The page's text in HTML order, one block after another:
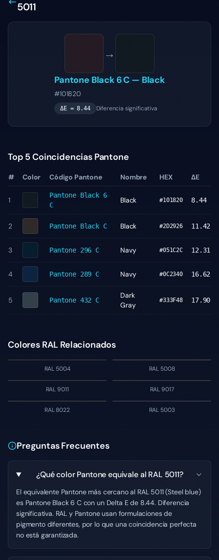
5011
→
Pantone Black 6 C — Black
#101820
ΔE =8.44 Diferencia significativa
Top 5 Coincidencias Pantone
# Color Código Pantone Nombre HEX ΔE
1
Pantone Black 6
C
Black #101820 8.44
2 Pantone Black C Black #2D2926 11.42
3 Pantone 296 C Navy #051C2C 12.31
4 Pantone 289 C Navy #0C2340 16.62
5 Pantone 432 C
Dark
Gray
#333F48 17.90
Colores RAL Relacionados
RAL 5004 RAL 5008
RAL 9011 RAL 9017
RAL 8022 RAL 5003
Preguntas Frecuentes
¿Qué color Pantone equivale al RAL 5011?
El equivalente Pantone más cercano al RAL 5011 (Steel blue)
es Pantone Black 6 C con un Delta E de 8.44. Diferencia
significativa. RAL y Pantone usan formulaciones de
pigmento diferentes, por lo que una coincidencia perfecta
no está garantizada.